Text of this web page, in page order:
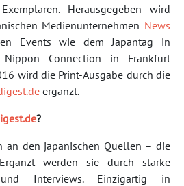
Herausgegeben wird
Medienunternehmen News
Events wie dem Japantag in
Connection in Frankfurt
wird die Print-Ausgabe durch die
ergänzt.
?
an den japanischen Quellen – die
werden sie durch starke
und Interviews. Einzigartig in